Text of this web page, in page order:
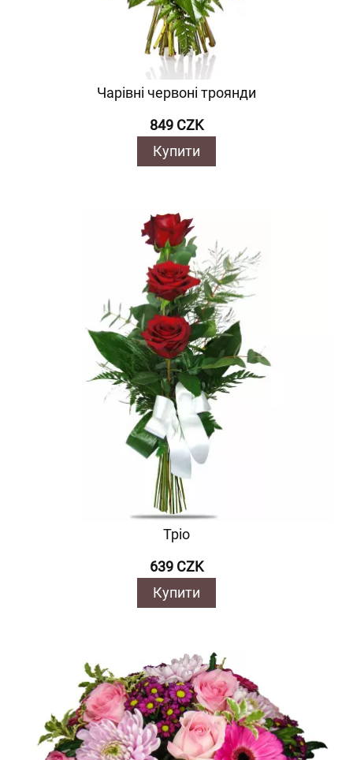
Чарівні червоні троянди
849 CZK
Купити
Тріо
639 CZK
Купити